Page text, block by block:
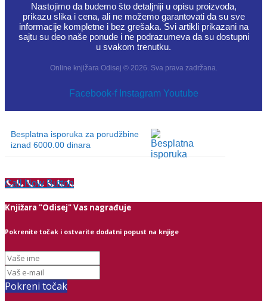
Nastojimo da budemo što detaljniji u opisu proizvoda,
prikazu slika i cena, ali ne možemo garantovati da su sve
informacije kompletne i bez grešaka. Svi artikli prikazani na
sajtu su deo naše ponude i ne podrazumeva da su dostupni
u svakom trenutku.
Online knjižara Odisej © 2026. Sva prava zadržana.
Facebook-f Instagram Youtube
Besplatna isporuka za porudžbine
iznad 6000.00 dinara
Call Now Button
Knjižara "Odisej" Vas nagrađuje
Pokrenite točak i ostvarite dodatni popust na knjige
Pokreni točak